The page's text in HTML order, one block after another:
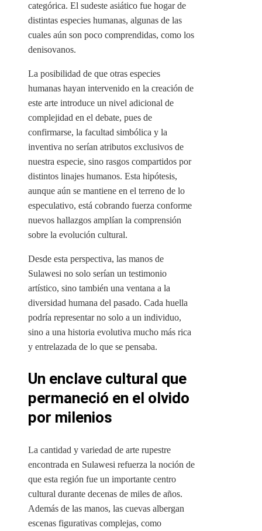
categórica. El sudeste asiático fue hogar de
distintas especies humanas, algunas de las
cuales aún son poco comprendidas, como los
denisovanos.
La posibilidad de que otras especies
humanas hayan intervenido en la creación de
este arte introduce un nivel adicional de
complejidad en el debate, pues de
confirmarse, la facultad simbólica y la
inventiva no serían atributos exclusivos de
nuestra especie, sino rasgos compartidos por
distintos linajes humanos. Esta hipótesis,
aunque aún se mantiene en el terreno de lo
especulativo, está cobrando fuerza conforme
nuevos hallazgos amplían la comprensión
sobre la evolución cultural.
Desde esta perspectiva, las manos de
Sulawesi no solo serían un testimonio
artístico, sino también una ventana a la
diversidad humana del pasado. Cada huella
podría representar no solo a un individuo,
sino a una historia evolutiva mucho más rica
y entrelazada de lo que se pensaba.
Un enclave cultural que
permaneció en el olvido
por milenios
La cantidad y variedad de arte rupestre
encontrada en Sulawesi refuerza la noción de
que esta región fue un importante centro
cultural durante decenas de miles de años.
Además de las manos, las cuevas albergan
escenas figurativas complejas, como